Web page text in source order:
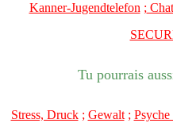
Kanner-Jugendtelefon ;
Tu pourrais
Stress, Druck; Gewalt;